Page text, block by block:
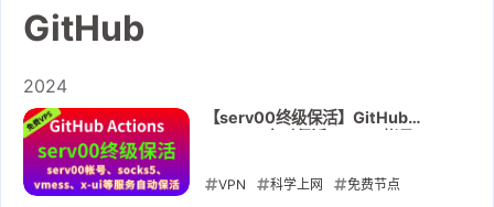
GitHub
2024
【serv00终级保活】GitHub
保活
VPN 科学上网 免费节点